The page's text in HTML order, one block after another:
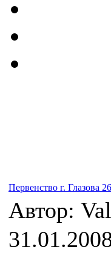
Первенство г. Глазова
Автор: